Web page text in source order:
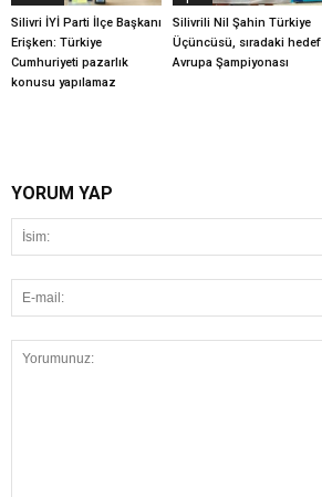
Silivri İYİ Parti İlçe Başkanı
Erişken: Türkiye
Cumhuriyeti pazarlık
konusu yapılamaz
Silivrili Nil Şahin Türkiye
Üçüncüsü, sıradaki hedef
Avrupa Şampiyonası
YORUM YAP